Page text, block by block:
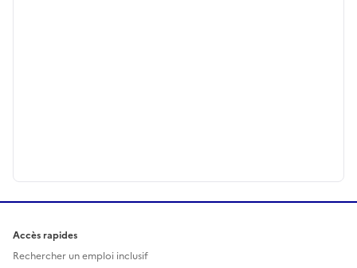
Accès rapides
Rechercher un emploi inclusif